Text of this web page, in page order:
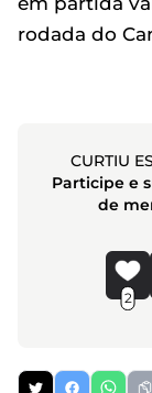
rodada do
CURTIU
Participe e
de
2